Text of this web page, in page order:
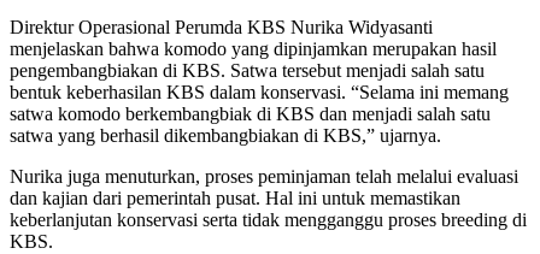
Direktur Operasional Perumda KBS Nurika Widyasanti
menjelaskan bahwa komodo yang dipinjamkan merupakan hasil
pengembangbiakan di KBS. Satwa tersebut menjadi salah satu
bentuk keberhasilan KBS dalam konservasi. “Selama ini memang
satwa komodo berkembangbiak di KBS dan menjadi salah satu
satwa yang berhasil dikembangbiakan di KBS,” ujarnya.
Nurika juga menuturkan, proses peminjaman telah melalui evaluasi
dan kajian dari pemerintah pusat. Hal ini untuk memastikan
keberlanjutan konservasi serta tidak mengganggu proses breeding di
KBS.